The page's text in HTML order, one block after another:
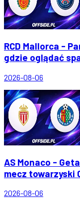
RCD Mallorca -
gdzie oglądać
2026-08-06
AS Monaco -
mecz towarzyski
2026-08-06